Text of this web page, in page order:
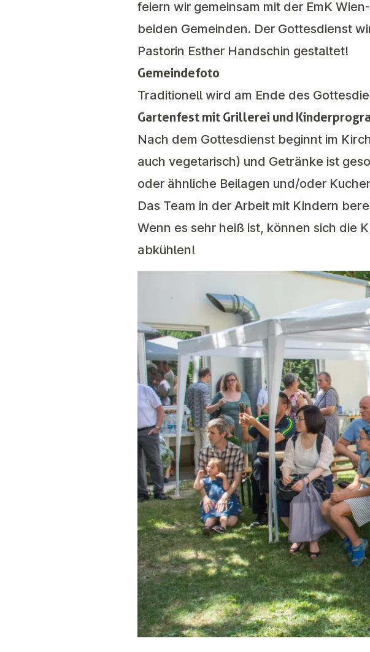
feiern wir gemeinsam mit der EmK
beiden Gemeinden. Der Gottesdienst
Pastorin Esther Handschin gestaltet!
Gemeindefoto
Traditionell wird am Ende des
Gartenfest mit Grillerei und
Nach dem Gottesdienst beginnt im
auch vegetarisch) und Getränke ist
oder ähnliche Beilagen und/oder
Das Team in der Arbeit mit Kindern
Wenn es sehr heiß ist, können sich die
abkühlen!